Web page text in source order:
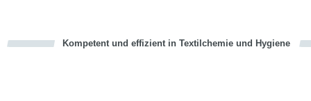
Kompetent und effizient in Textilchemie und Hygiene